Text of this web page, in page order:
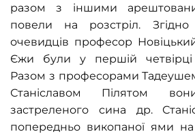
разом з іншими
повели на розстріл. Згідно
очевидців професор
Єжи були у першій четвірці
Разом з професорами
Станіславом Пілятом
застреленого сина др.
попередньо викопаної ями на